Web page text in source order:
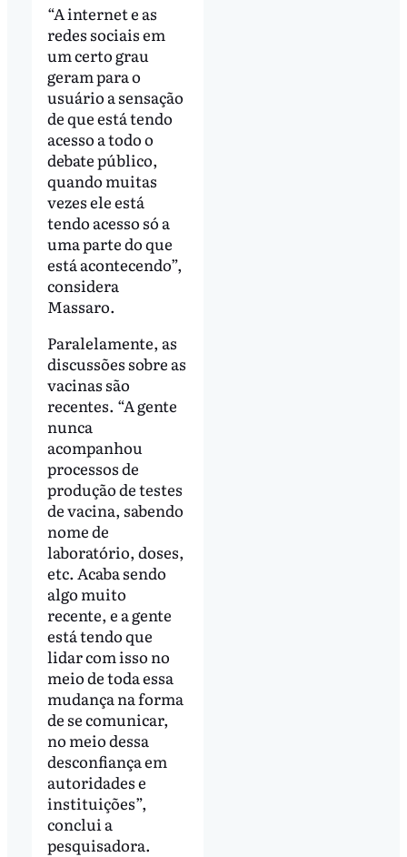
“A internet e as
redes sociais em
um certo grau
geram para o
usuário a sensação
de que está tendo
acesso a todo o
debate público,
quando muitas
vezes ele está
tendo acesso só a
uma parte do que
está acontecendo”,
considera
Massaro.
Paralelamente, as
discussões sobre as
vacinas são
recentes. “A gente
nunca
acompanhou
processos de
produção de testes
de vacina, sabendo
nome de
laboratório, doses,
etc. Acaba sendo
algo muito
recente, e a gente
está tendo que
lidar com isso no
meio de toda essa
mudança na forma
de se comunicar,
no meio dessa
desconfiança em
autoridades e
instituições”,
conclui a
pesquisadora.